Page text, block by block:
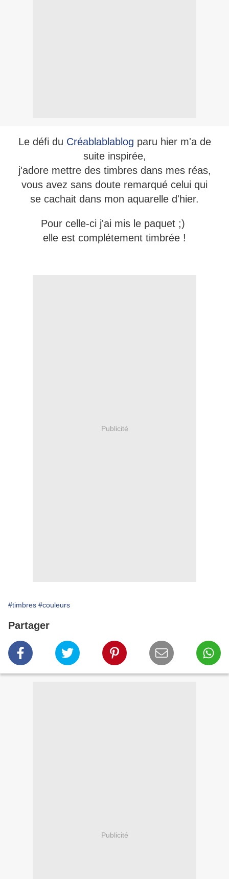
Le défi du Créablablablog paru hier m'a de
suite inspirée,
j'adore mettre des timbres dans mes réas,
vous avez sans doute remarqué celui qui
se cachait dans mon aquarelle d'hier.
Pour celle-ci j'ai mis le paquet ;)
elle est complétement timbrée !
Publicité
#timbres #couleurs
Partager
Publicité